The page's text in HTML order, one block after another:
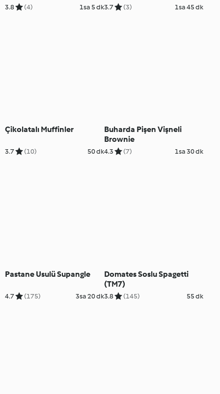
3.8 (4) 1sa 5 dk3.7 (3) 1sa 45 dk
Çikolatalı Muffinler
3.7 (10) 50 dk
Buharda Pişen Vişneli
Brownie
4.3 (7) 1sa 30 dk
Pastane Usulü Supangle
4.7 (175) 3sa 20 dk
Domates Soslu Spagetti
(TM7)
3.8 (145) 55 dk